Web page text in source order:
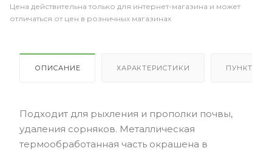
Цена действительна только для интернет-магазина и может
отличаться от цен в розничных магазинах
ОПИСАНИЕ ХАРАКТЕРИСТИКИ ПУНКТЫ
Подходит для рыхления и прополки почвы,
удаления сорняков. Металлическая
термообработанная часть окрашена в